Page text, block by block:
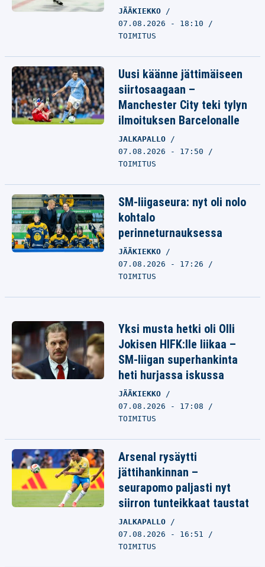
JÄÄKIEKKO
07.08.2026 - 18:10
TOIMITUS
Uusi käänne jättimäiseen
siirtosaagaan –
Manchester City teki tylyn
ilmoituksen Barcelonalle
JALKAPALLO
07.08.2026 - 17:50
TOIMITUS
SM-liigaseura: nyt oli nolo
kohtalo
perinneturnauksessa
JÄÄKIEKKO
07.08.2026 - 17:26
TOIMITUS
Yksi musta hetki oli Olli
Jokisen HIFK:lle liikaa –
SM-liigan superhankinta
heti hurjassa iskussa
JÄÄKIEKKO
07.08.2026 - 17:08
TOIMITUS
Arsenal rysäytti
jättihankinnan –
seurapomo paljasti nyt
siirron tunteikkaat taustat
JALKAPALLO
07.08.2026 - 16:51
TOIMITUS